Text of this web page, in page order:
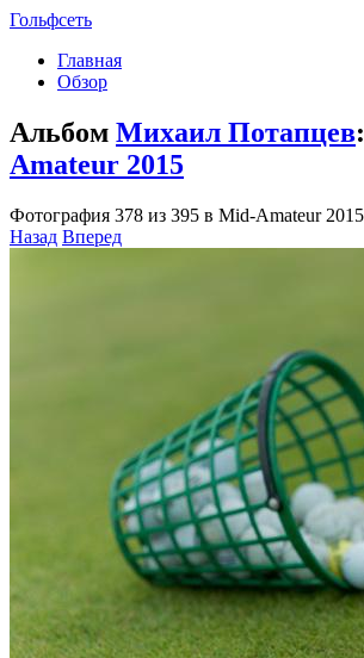
Гольфсеть
Главная
Обзор
Альбом Михаил Потапцев:
Amateu­r 2015
Фотография 378 из 395 в Mid-Amateu­r 2015
Назад Вперед